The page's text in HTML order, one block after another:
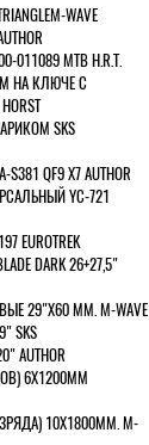
WAVE
MTB H.R.T.
НА КЛЮЧЕ С
SKS
QF9 X7 AUTHOR
YC-721
EUROTREK
DARK 26+27,5"
29"Х60 ММ. M-WAVE
SKS
AUTHOR
6Х1200ММ
10Х1800ММ. M-